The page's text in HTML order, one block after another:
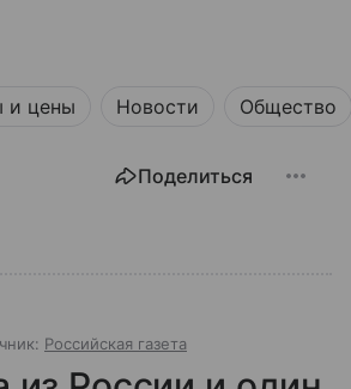
и цены Новости Общество
Поделиться
Российская газета